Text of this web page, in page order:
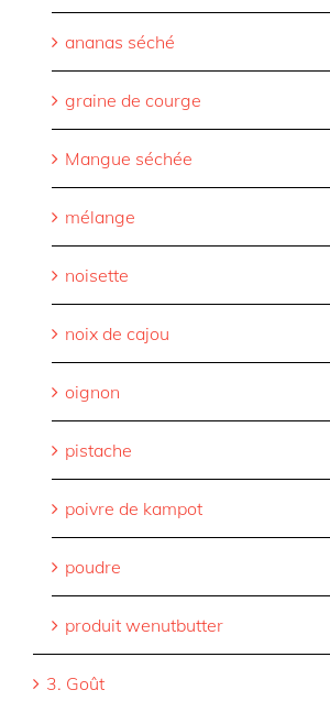
ananas séché
graine de courge
Mangue séchée
mélange
noisette
noix de cajou
oignon
pistache
poivre de kampot
poudre
produit wenutbutter
3. Goût